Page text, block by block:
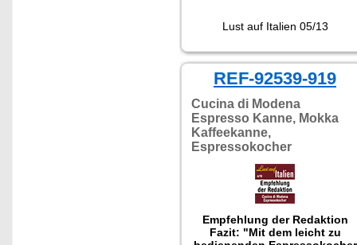
Lust auf Italien 05/13
REF-92539-919
Cucina di Modena
Espresso Kanne, Mokka
Kaffeekanne,
Espressokocher
Empfehlung der Redaktion
Fazit: "Mit dem leicht zu